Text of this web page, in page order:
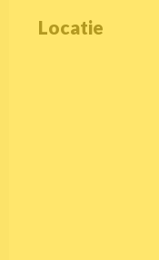
Locatie